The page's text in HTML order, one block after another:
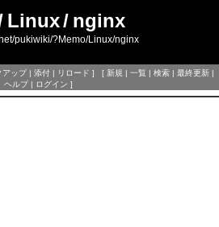
Linux/ nginx
pukiwiki/?Memo/Linux/nginx
アップ| 添付 | リロード ] [ 新規 | 一覧 | 検索 | 最終更新 |
ヘルプ| ログイン ]